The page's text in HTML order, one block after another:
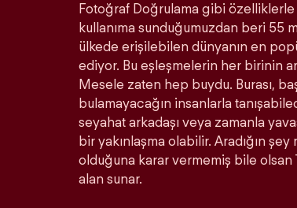
Fotoğraf Doğrulama gibi
kullanıma sunduğumuzdan beri 55
ülkede erişilebilen dünyanın en
ediyor. Bu eşleşmelerin her birinin
Mesele zaten hep buydu. Burası,
bulamayacağın insanlarla
seyahat arkadaşı veya zamanla
bir yakınlaşma olabilir. Aradığın
olduğuna karar vermemiş bile
alan sunar.